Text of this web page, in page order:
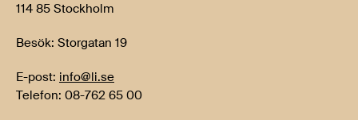
114 85 Stockholm
Besök: Storgatan 19
E-post: info@li.se
Telefon: 08-762 65 00